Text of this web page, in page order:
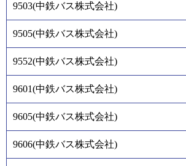
9503(中鉄バス株式会社)
9505(中鉄バス株式会社)
9552(中鉄バス株式会社)
9601(中鉄バス株式会社)
9605(中鉄バス株式会社)
9606(中鉄バス株式会社)